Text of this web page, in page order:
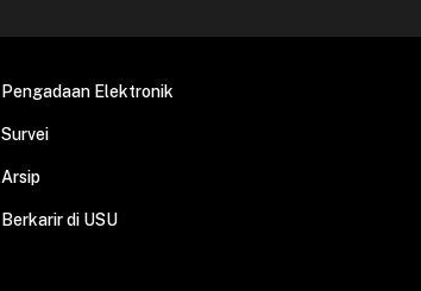
Pengadaan Elektronik
Survei
Arsip
Berkarir di USU